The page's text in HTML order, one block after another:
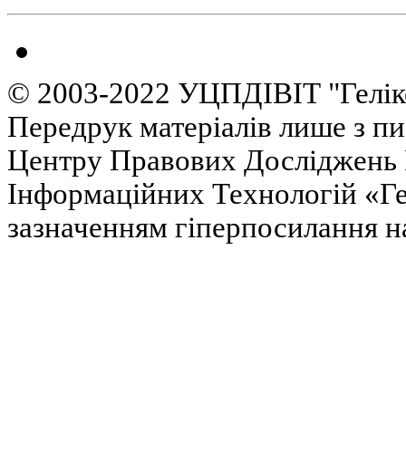
© 2003-2022 УЦПДІВІТ
Передрук матеріалів лише з
Центру Правових Досліджень
Інформаційних Технологій
зазначенням гіперпосилання